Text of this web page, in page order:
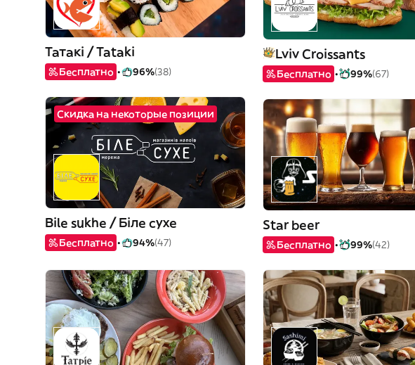
Татакі / Tataki
Бесплатно 96%(38)
Lviv Croissants
Бесплатно 99%(67)
Скидка на некоторые позиции
Bile sukhe / Біле сухе
Бесплатно 94%(47)
Star beer
Бесплатно 99%(42)